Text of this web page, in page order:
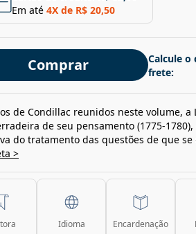
Em até 4X de R$ 20,50
Comprar
Calcule o
frete:
de Condillac reunidos neste volume,
de seu pensamento (1775-
do tratamento das questões de que se
>
Idioma Encardenação